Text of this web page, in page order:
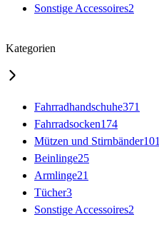
Sonstige Accessoires2
Kategorien
Fahrradhandschuhe371
Fahrradsocken174
Mützen und Stirnbänder101
Beinlinge25
Armlinge21
Tücher3
Sonstige Accessoires2